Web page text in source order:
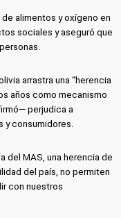
alimentos y oxígeno en
sociales y aseguró que
arrastra una “herencia
años como mecanismo
perjudica a
consumidores.
del MAS, una herencia de
del país, no permiten
con nuestros